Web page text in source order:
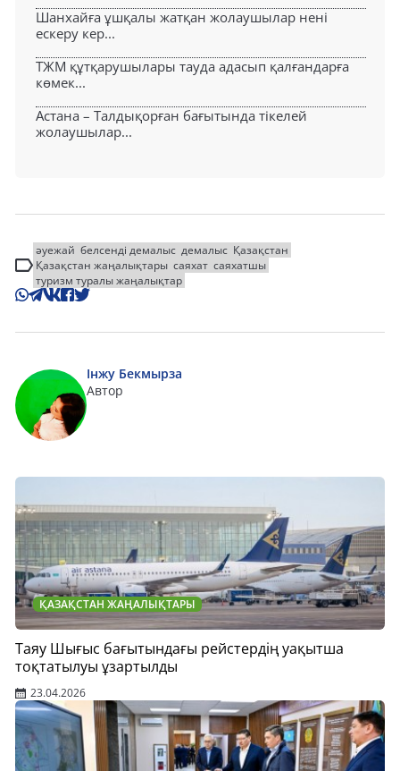
Шанхайға ұшқалы жатқан жолаушылар нені
ескеру кер...
ТЖМ құтқарушылары тауда адасып қалғандарға
көмек...
Астана – Талдықорған бағытында тікелей
жолаушылар...
әуежай белсенді демалыс демалыс Қазақстан
Қазақстан жаңалықтары саяхат саяхатшы
туризм туралы жаңалықтар
Інжу Бекмырза
Автор
ҚАЗАҚСТАН ЖАҢАЛЫҚТАРЫ
Таяу Шығыс бағытындағы рейстердің уақытша
тоқтатылуы ұзартылды
23.04.2026